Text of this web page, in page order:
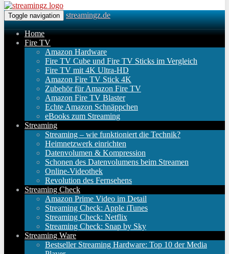
Toggle navigation streamingz.de
Home
Fire TV
Amazon Hardware
Fire TV Cube und Fire TV Sticks im Vergleich
Fire TV mit 4K Ultra-HD
Amazon Fire TV Stick 4K
Zubehör für Amazon Fire TV
Amazon Fire TV Blaster
Echte Amazon Schnäppchen
eBooks zum Streaming
Streaming
Streaming – wie funktioniert die Technik?
Heimnetzwerk einrichten
Datenvolumen & Kompression
Schonen des Datenvolumens beim Streamen
Online-Videothek
Revolution des Fernsehens
Streaming Check
Amazon Prime Video im Detail
Streaming Check: Apple iTunes
Streaming Check: Netflix
Streaming Check: Snap by Sky
Streaming Ware
Bestseller Streaming Hardware: Top 10 der Media